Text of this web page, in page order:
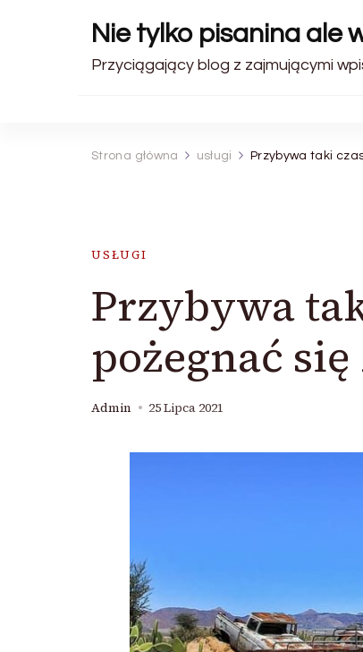
Nie tylko pisanina ale
Przyciągający blog z zajmującymi
Strona główna usługi Przybywa taki
USŁUGI
Przybywa
pożegnać
Admin 25 Lipca 2021